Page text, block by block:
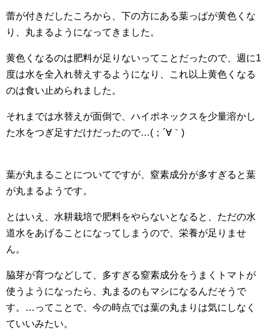
蕾が付きだしたころから、下の方にある葉っぱが黄色くな
り、丸まるようになってきました。
黄色くなるのは肥料が足りないってことだったので、週に1
度は水を全入れ替えするようになり、これ以上黄色くなる
のは食い止められました。
それまでは水替えが面倒で、ハイポネックスを少量溶かし
た水をつぎ足すだけだったので…(；´∀｀)
葉が丸まることについてですが、窒素成分が多すぎると葉
が丸まるようです。
とはいえ、水耕栽培で肥料をやらないとなると、ただの水
道水をあげることになってしまうので、栄養が足りませ
ん。
脇芽が育つなどして、多すぎる窒素成分をうまくトマトが
使うようになったら、丸まるのもマシになるんだそうで
す。…ってことで、今の時点では葉の丸まりは気にしなく
ていいみたい。